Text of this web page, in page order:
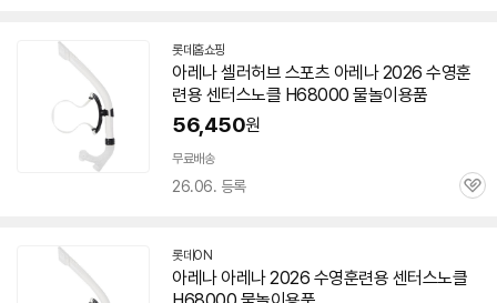
롯데홈쇼핑
아레나 셀러허브 스포츠 아레나 2026 수영훈
련용 센터스노클 H68000 물놀이용품
56,450원
무료배송
26.06. 등록
관
롯데ON
아레나 아레나 2026 수영훈련용 센터스노클